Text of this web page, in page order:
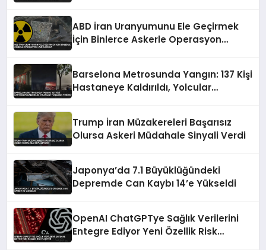
ABD İran Uranyumunu Ele Geçirmek
İçin Binlerce Askerle Operasyon
Barselona Metrosunda Yangın: 137 Kişi
Hastaneye Kaldırıldı, Yolcular
Trump İran Müzakereleri Başarısız
Olursa Askeri Müdahale Sinyali Verdi
Japonya’da 7.1 Büyüklüğündeki
Depremde Can Kaybı 14’e Yükseldi
OpenAI ChatGPTye Sağlık Verilerini
Entegre Ediyor Yeni Özellik Risk